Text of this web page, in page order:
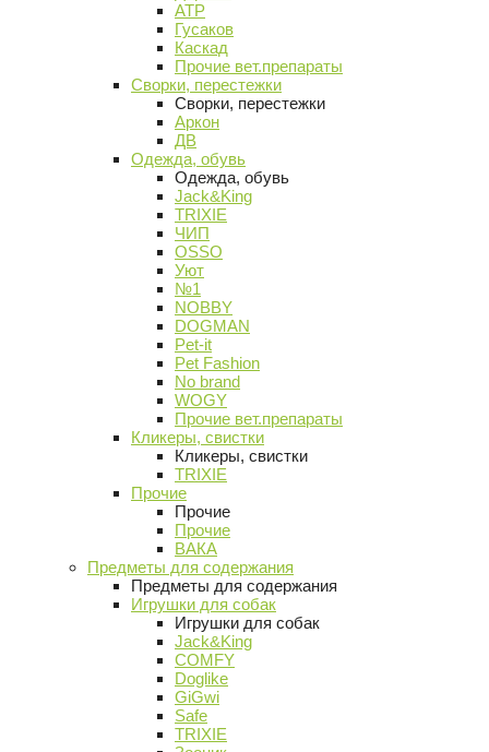
АТР
Гусаков
Каскад
Прочие вет.препараты
Сворки, перестежки
Сворки, перестежки
Аркон
ДВ
Одежда, обувь
Одежда, обувь
Jack&King
TRIXIE
ЧИП
OSSO
Уют
№1
NOBBY
DOGMAN
Pet-it
Pet Fashion
No brand
WOGY
Прочие вет.препараты
Кликеры, свистки
Кликеры, свистки
TRIXIE
Прочие
Прочие
Прочие
ВАКА
Предметы для содержания
Предметы для содержания
Игрушки для собак
Игрушки для собак
Jack&King
COMFY
Doglike
GiGwi
Safe
TRIXIE